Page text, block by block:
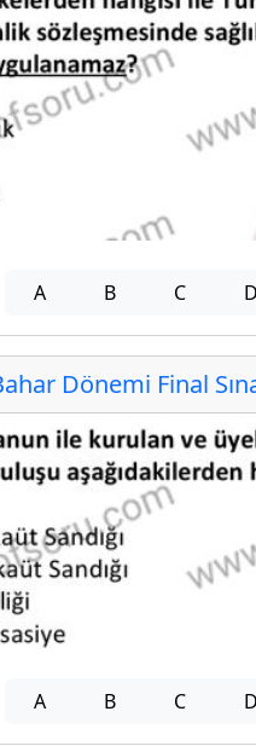
A B C D
Dönemi Final
A B C D